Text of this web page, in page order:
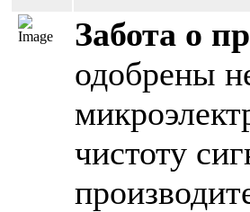
Забота о
одобрены
чистоту